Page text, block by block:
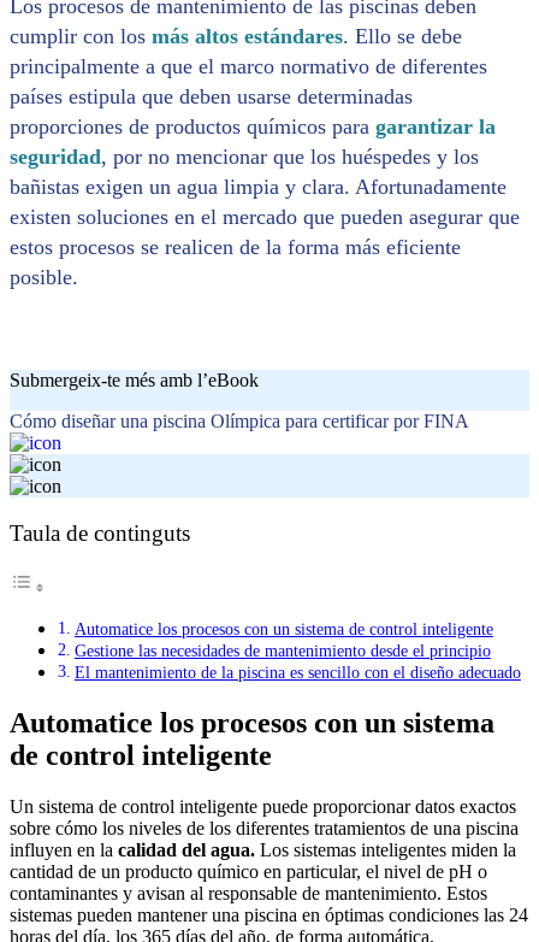
Los procesos de mantenimiento de las piscinas deben
cumplir con los más altos estándares. Ello se debe
principalmente a que el marco normativo de diferentes
países estipula que deben usarse determinadas
proporciones de productos químicos para garantizar la
seguridad, por no mencionar que los huéspedes y los
bañistas exigen un agua limpia y clara. Afortunadamente
existen soluciones en el mercado que pueden asegurar que
estos procesos se realicen de la forma más eficiente
posible.
Submergeix-te més amb l’eBook
Cómo diseñar una piscina Olímpica para certificar por FINA
Taula de continguts
Automatice los procesos con un sistema de control inteligente
Gestione las necesidades de mantenimiento desde el principio
El mantenimiento de la piscina es sencillo con el diseño adecuado
Automatice los procesos con un sistema
de control inteligente
Un sistema de control inteligente puede proporcionar datos exactos
sobre cómo los niveles de los diferentes tratamientos de una piscina
influyen en la calidad del agua. Los sistemas inteligentes miden la
cantidad de un producto químico en particular, el nivel de pH o
contaminantes y avisan al responsable de mantenimiento. Estos
sistemas pueden mantener una piscina en óptimas condiciones las 24
horas del día, los 365 días del año, de forma automática.